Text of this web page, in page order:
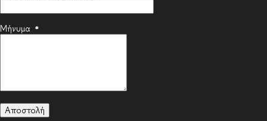
Μήνυμα *